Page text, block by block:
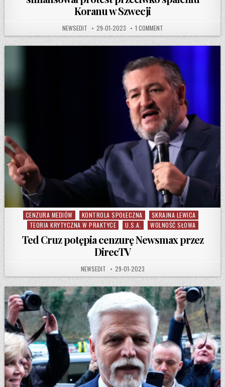
Koranu w Szwecji
AUTHOR:
NEWSEDIT PUBLISHED DATE:
29-01-2023 1 COMMENTON DZIENNIKARZ
Posted in
CENZURA MEDIÓW KONTROLA SPOŁECZNA
SKRAJNA LEWICA
TEORIA KRYTYCZNA W PRAKTYCE
U.S.A. WOLNOŚĆ SŁOWA
Ted Cruz potępia cenzurę Newsmax przez
DirecTV
AUTHOR:
NEWSEDIT PUBLISHED DATE:
29-01-2023